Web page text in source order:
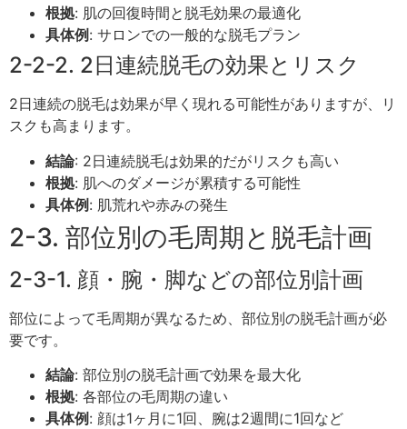
根拠: 肌の回復時間と脱毛効果の最適化
具体例 : サロンでの一般的な脱毛プラン
2-2-2. 2日連続脱毛の効果とリスク
2日連続の脱毛は効果が早く現れる可能性がありますが、リ
スクも高まります。
結論: 2日連続脱毛は効果的だがリスクも高い
根拠: 肌へのダメージが累積する可能性
具体例: 肌荒れや赤みの発生
2-3. 部位別の毛周期と脱毛計画
2-3-1. 顔・腕・脚などの部位別計画
部位によって毛周期が異なるため、部位別の脱毛計画が必
要です。
結論: 部位別の脱毛計画で効果を最大化
根拠: 各部位の毛周期の違い
具体例 : 顔は1ヶ月に1回、腕は2週間に1回など